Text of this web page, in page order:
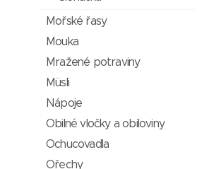
Mořské řasy
Mouka
Mražené potraviny
Müsli
Nápoje
Obilné vločky a obiloviny
Ochucovadla
Ořechy